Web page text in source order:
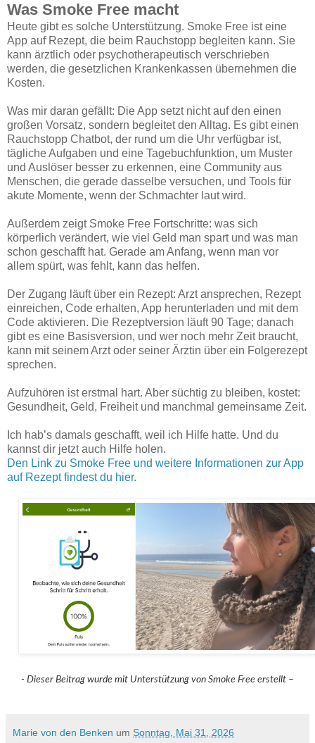
Was Smoke Free macht
Heute gibt es solche Unterstützung. Smoke Free ist eine
App auf Rezept, die beim Rauchstopp begleiten kann. Sie
kann ärztlich oder psychotherapeutisch verschrieben
werden, die gesetzlichen Krankenkassen übernehmen die
Kosten.
Was mir daran gefällt: Die App setzt nicht auf den einen
großen Vorsatz, sondern begleitet den Alltag. Es gibt einen
Rauchstopp Chatbot, der rund um die Uhr verfügbar ist,
tägliche Aufgaben und eine Tagebuchfunktion, um Muster
und Auslöser besser zu erkennen, eine Community aus
Menschen, die gerade dasselbe versuchen, und Tools für
akute Momente, wenn der Schmachter laut wird.
Außerdem zeigt Smoke Free Fortschritte: was sich
körperlich verändert, wie viel Geld man spart und was man
schon geschafft hat. Gerade am Anfang, wenn man vor
allem spürt, was fehlt, kann das helfen.
Der Zugang läuft über ein Rezept: Arzt ansprechen, Rezept
einreichen, Code erhalten, App herunterladen und mit dem
Code aktivieren. Die Rezeptversion läuft 90 Tage; danach
gibt es eine Basisversion, und wer noch mehr Zeit braucht,
kann mit seinem Arzt oder seiner Ärztin über ein Folgerezept
sprechen.
Aufzuhören ist erstmal hart. Aber süchtig zu bleiben, kostet:
Gesundheit, Geld, Freiheit und manchmal gemeinsame Zeit.
Ich hab’s damals geschafft, weil ich Hilfe hatte. Und du
kannst dir jetzt auch Hilfe holen.
Den Link zu Smoke Free und weitere Informationen zur App
auf Rezept findest du hier.
- Dieser Beitrag wurde mit Unterstützung von Smoke Free erstellt –
Marie von den Benken um Sonntag, Mai 31, 2026